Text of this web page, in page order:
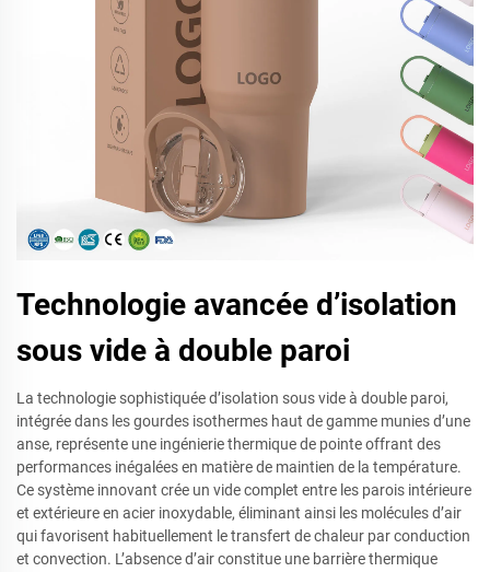
Technologie avancée d’isolation
sous vide à double paroi
La technologie sophistiquée d’isolation sous vide à double paroi,
intégrée dans les gourdes isothermes haut de gamme munies d’une
anse, représente une ingénierie thermique de pointe offrant des
performances inégalées en matière de maintien de la température.
Ce système innovant crée un vide complet entre les parois intérieure
et extérieure en acier inoxydable, éliminant ainsi les molécules d’air
qui favorisent habituellement le transfert de chaleur par conduction
et convection. L’absence d’air constitue une barrière thermique